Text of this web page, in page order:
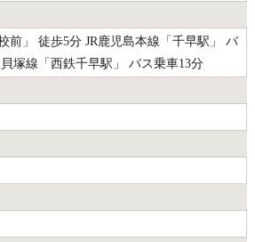
前」 徒歩5分 JR鹿児島本線「千早駅」 バ
塚線「西鉄千早駅」 バス乗車13分